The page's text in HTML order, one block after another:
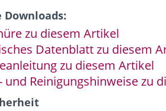
Downloads:
zu diesem Artikel
Datenblatt zu diesem
zu diesem Artikel
und Reinigungshinweise zu